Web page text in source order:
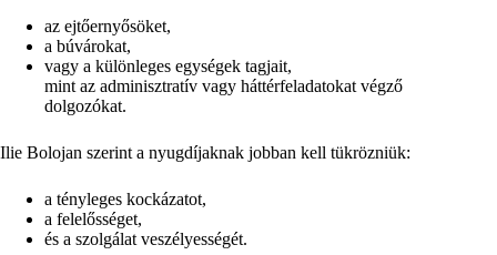
az ejtőernyősöket,
a búvárokat,
vagy a különleges egységek tagjait,
mint az adminisztratív vagy háttérfeladatokat végző
dolgozókat.
Ilie Bolojan szerint a nyugdíjaknak jobban kell tükrözniük:
a tényleges kockázatot,
a felelősséget,
és a szolgálat veszélyességét.